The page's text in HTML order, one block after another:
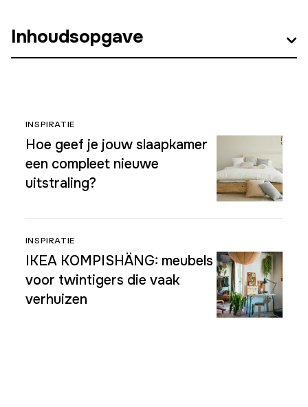
Inhoudsopgave
INSPIRATIE
Hoe geef je jouw slaapkamer
een compleet nieuwe
uitstraling?
INSPIRATIE
IKEA KOMPISHÄNG: meubels
voor twintigers die vaak
verhuizen